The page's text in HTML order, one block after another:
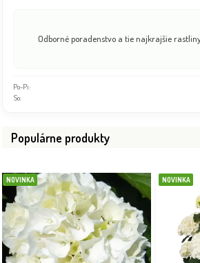
Odborné poradenstvo a tie najkrajšie
Po-Pi:
So:
Populárne produkty
NOVINKA NOVINKA